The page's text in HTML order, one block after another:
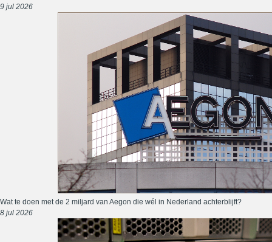
9 jul 2026
Wat te doen met de 2 miljard van Aegon die wél in Nederland achterblijft?
8 jul 2026